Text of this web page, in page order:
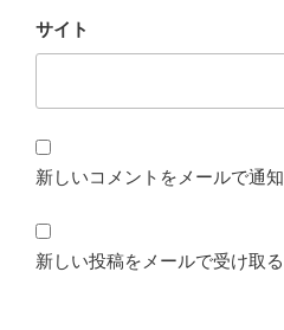
サイト
新しいコメントをメールで通知
新しい投稿をメールで受け取る